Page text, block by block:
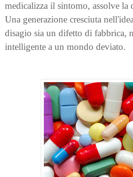
medicalizza il sintomo, assolve la
Una generazione cresciuta
disagio sia un difetto di fabbrica,
intelligente a un mondo deviato.